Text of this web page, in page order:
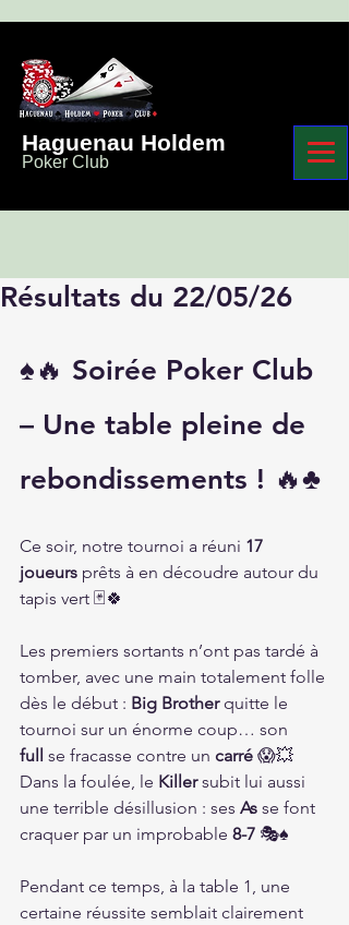
Haguenau Holdem
Poker Club
Résultats du 22/05/26
♠️🔥 Soirée Poker Club
– Une table pleine de
rebondissements ! 🔥♣️
Ce soir, notre tournoi a réuni 17
joueurs prêts à en découdre autour du
tapis vert 🃏🍀
Les premiers sortants n’ont pas tardé à
tomber, avec une main totalement folle
dès le début : Big Brother quitte le
tournoi sur un énorme coup… son
full se fracasse contre un carré 😱💥
Dans la foulée, le Killer subit lui aussi
une terrible désillusion : ses As se font
craquer par un improbable 8-7 🎭♠️
Pendant ce temps, à la table 1, une
certaine réussite semblait clairement